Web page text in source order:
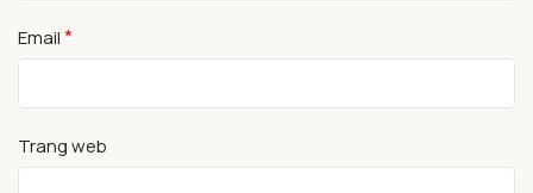
Email*
Trang web